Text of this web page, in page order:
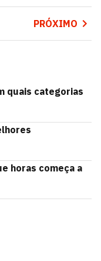
PRÓXIMO
quais categorias
horas começa a